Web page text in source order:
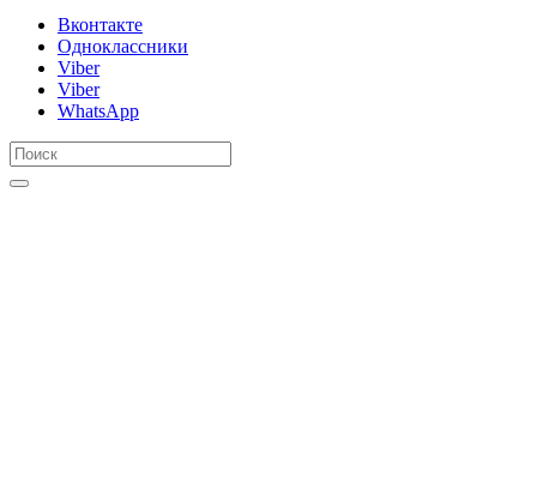
Вконтакте
Одноклассники
Viber
Viber
WhatsApp